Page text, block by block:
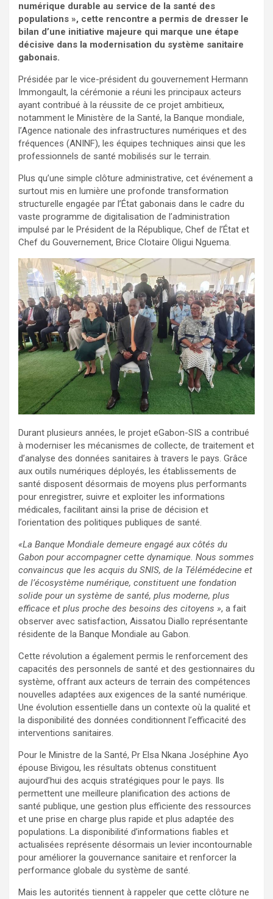
numérique durable au service de la santé des
populations », cette rencontre a permis de dresser le
bilan d’une initiative majeure qui marque une étape
décisive dans la modernisation du système sanitaire
gabonais.
Présidée par le vice-président du gouvernement Hermann
Immongault, la cérémonie a réuni les principaux acteurs
ayant contribué à la réussite de ce projet ambitieux,
notamment le Ministère de la Santé, la Banque mondiale,
l’Agence nationale des infrastructures numériques et des
fréquences (ANINF), les équipes techniques ainsi que les
professionnels de santé mobilisés sur le terrain.
Plus qu’une simple clôture administrative, cet événement a
surtout mis en lumière une profonde transformation
structurelle engagée par l’État gabonais dans le cadre du
vaste programme de digitalisation de l’administration
impulsé par le Président de la République, Chef de l’État et
Chef du Gouvernement, Brice Clotaire Oligui Nguema.
Durant plusieurs années, le projet eGabon-SIS a contribué
à moderniser les mécanismes de collecte, de traitement et
d’analyse des données sanitaires à travers le pays. Grâce
aux outils numériques déployés, les établissements de
santé disposent désormais de moyens plus performants
pour enregistrer, suivre et exploiter les informations
médicales, facilitant ainsi la prise de décision et
l’orientation des politiques publiques de santé.
«La Banque Mondiale demeure engagé aux côtés du
Gabon pour accompagner cette dynamique. Nous sommes
convaincus que les acquis du SNIS, de la Télémédecine et
de l’écosystème numérique, constituent une fondation
solide pour un système de santé, plus moderne, plus
efficace et plus proche des besoins des citoyens », a fait
observer avec satisfaction, Aissatou Diallo représentante
résidente de la Banque Mondiale au Gabon.
Cette révolution a également permis le renforcement des
capacités des personnels de santé et des gestionnaires du
système, offrant aux acteurs de terrain des compétences
nouvelles adaptées aux exigences de la santé numérique.
Une évolution essentielle dans un contexte où la qualité et
la disponibilité des données conditionnent l’efficacité des
interventions sanitaires.
Pour le Ministre de la Santé, Pr Elsa Nkana Joséphine Ayo
épouse Bivigou, les résultats obtenus constituent
aujourd’hui des acquis stratégiques pour le pays. Ils
permettent une meilleure planification des actions de
santé publique, une gestion plus efficiente des ressources
et une prise en charge plus rapide et plus adaptée des
populations. La disponibilité d’informations fiables et
actualisées représente désormais un levier incontournable
pour améliorer la gouvernance sanitaire et renforcer la
performance globale du système de santé.
Mais les autorités tiennent à rappeler que cette clôture ne